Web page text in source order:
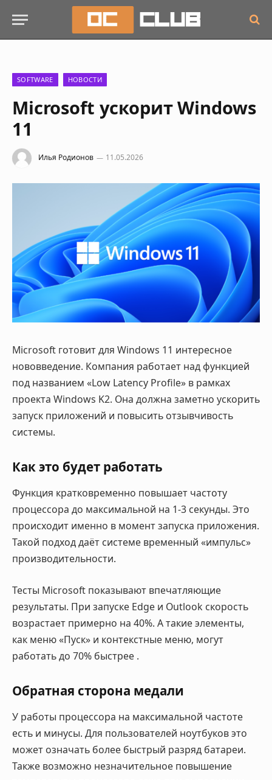
SOFTWARE НОВОСТИ
Microsoft ускорит Windows
11
Илья Родионов 11.05.2026
Microsoft готовит для Windows 11 интересное
нововведение. Компания работает над функцией
под названием «Low Latency Profile» в рамках
проекта Windows K2. Она должна заметно ускорить
запуск приложений и повысить отзывчивость
системы.
Как это будет работать
Функция кратковременно повышает частоту
процессора до максимальной на 1-3 секунды. Это
происходит именно в момент запуска приложения.
Такой подход даёт системе временный «импульс»
производительности.
Тесты Microsoft показывают впечатляющие
результаты. При запуске Edge и Outlook скорость
возрастает примерно на 40%. А такие элементы,
как меню «Пуск» и контекстные меню, могут
работать до 70% быстрее .
Обратная сторона медали
У работы процессора на максимальной частоте
есть и минусы. Для пользователей ноутбуков это
может означать более быстрый разряд батареи.
Также возможно незначительное повышение